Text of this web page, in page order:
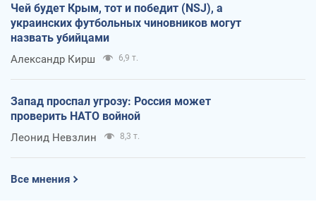
Чей будет Крым, тот и победит (NSJ), а
украинских футбольных чиновников могут
назвать убийцами
Александр Кирш 6,9 т.
Запад проспал угрозу: Россия может
проверить НАТО войной
Леонид Невзлин 8,3 т.
Все мнения